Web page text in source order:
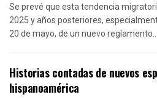
Se prevé que esta tendencia
2025 y años posteriores,
20 de mayo, de un nuevo reglamento...
Historias contadas de nuevos
hispanoamérica